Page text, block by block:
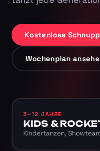
Kostenlose
Wochenplan
3–12 JAHRE
KIDS &
Kindertanzen,